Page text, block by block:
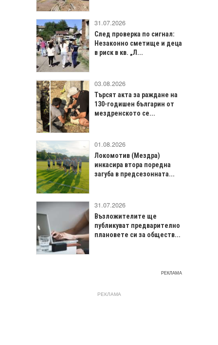
31.07.2026
След проверка по сигнал:
Незаконно сметище и деца
в риск в кв. „Л...
03.08.2026
Търсят акта за раждане на
130-годишен българин от
мездренското се...
01.08.2026
Локомотив (Мездра)
инкасира втора поредна
загуба в предсезонната...
31.07.2026
Възложителите ще
публикуват предварително
плановете си за обществ...
РЕКЛАМА
РЕКЛАМА